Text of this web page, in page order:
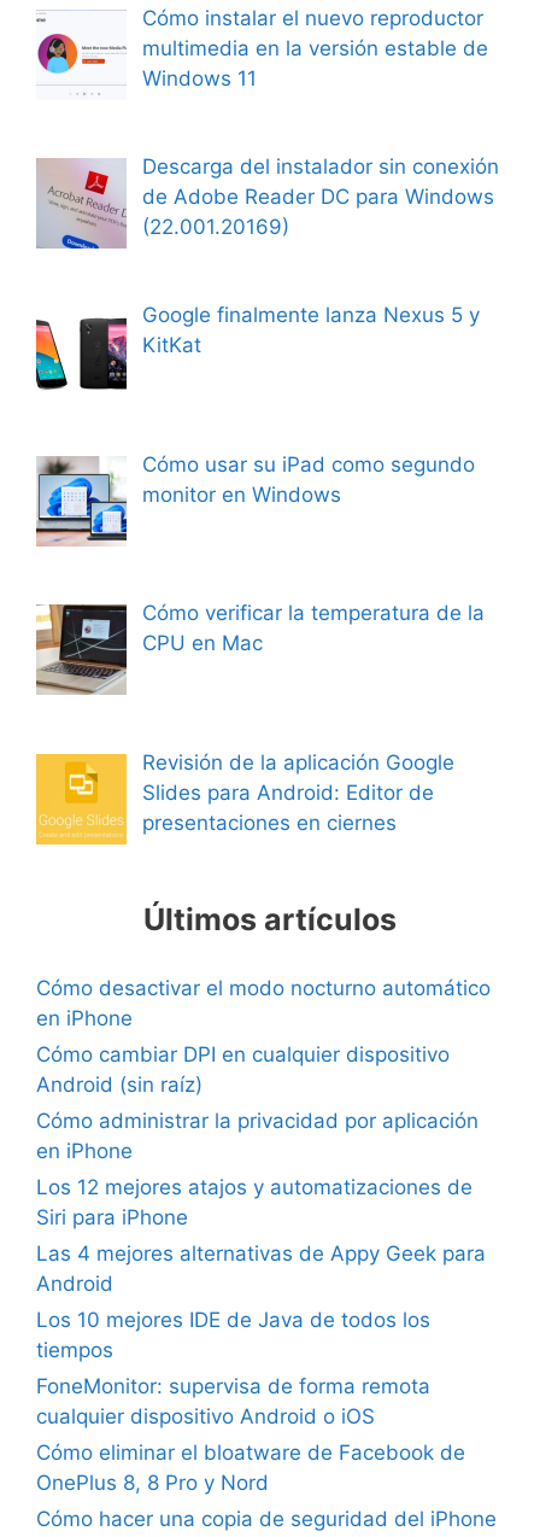
Cómo instalar el nuevo reproductor
multimedia en la versión estable de
Windows 11
Descarga del instalador sin conexión
de Adobe Reader DC para Windows
(22.001.20169)
Google finalmente lanza Nexus 5 y
KitKat
Cómo usar su iPad como segundo
monitor en Windows
Cómo verificar la temperatura de la
CPU en Mac
Revisión de la aplicación Google
Slides para Android: Editor de
presentaciones en ciernes
Últimos artículos
Cómo desactivar el modo nocturno automático
en iPhone
Cómo cambiar DPI en cualquier dispositivo
Android (sin raíz)
Cómo administrar la privacidad por aplicación
en iPhone
Los 12 mejores atajos y automatizaciones de
Siri para iPhone
Las 4 mejores alternativas de Appy Geek para
Android
Los 10 mejores IDE de Java de todos los
tiempos
FoneMonitor: supervisa de forma remota
cualquier dispositivo Android o iOS
Cómo eliminar el bloatware de Facebook de
OnePlus 8, 8 Pro y Nord
Cómo hacer una copia de seguridad del iPhone